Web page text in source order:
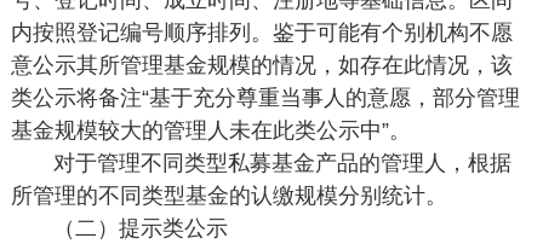
内按照登记编号顺序排列。鉴于可能有个别机构不愿
意公示其所管理基金规模的情况，如存在此情况，该
类公示将备注“基于充分尊重当事人的意愿，部分管理
基金规模较大的管理人未在此类公示中”。
对于管理不同类型私募基金产品的管理人，根据
所管理的不同类型基金的认缴规模分别统计。
（二）提示类公示